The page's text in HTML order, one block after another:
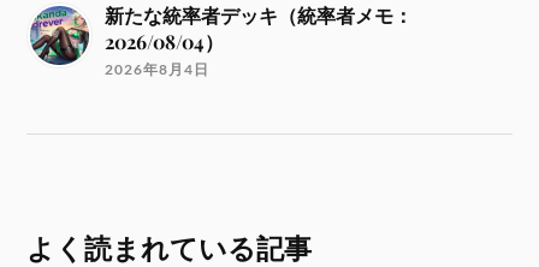
新たな統率者デッキ（統率者メモ：
2026/08/04）
2026年8月4日
よく読まれている記事